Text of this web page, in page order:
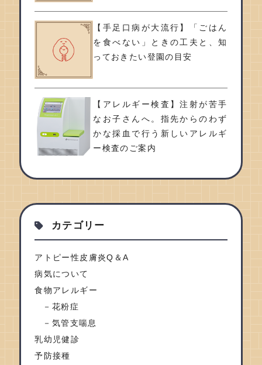
【手足口病が大流行】「ごはん
を食べない」ときの工夫と、知
っておきたい登園の目安
【アレルギー検査】注射が苦手
なお子さんへ。指先からのわず
かな採血で行う新しいアレルギ
ー検査のご案内
カテゴリー
アトピー性皮膚炎Q＆A
病気について
食物アレルギー
花粉症
気管支喘息
乳幼児健診
予防接種